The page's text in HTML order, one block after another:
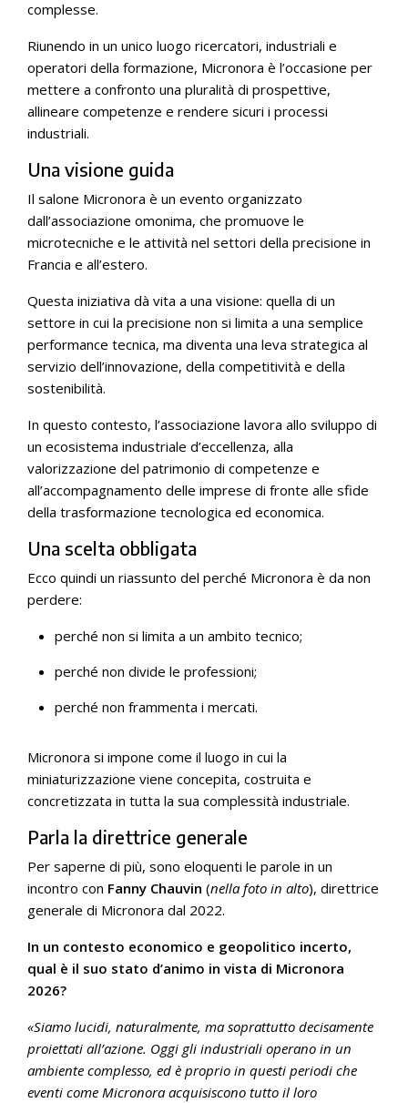
complesse.
Riunendo in un unico luogo ricercatori, industriali e
operatori della formazione, Micronora è l’occasione per
mettere a confronto una pluralità di prospettive,
allineare competenze e rendere sicuri i processi
industriali.
Una visione guida
Il salone Micronora è un evento organizzato
dall’associazione omonima, che promuove le
microtecniche e le attività nel settori della precisione in
Francia e all’estero.
Questa iniziativa dà vita a una visione: quella di un
settore in cui la precisione non si limita a una semplice
performance tecnica, ma diventa una leva strategica al
servizio dell’innovazione, della competitività e della
sostenibilità.
In questo contesto, l’associazione lavora allo sviluppo di
un ecosistema industriale d’eccellenza, alla
valorizzazione del patrimonio di competenze e
all’accompagnamento delle imprese di fronte alle sfide
della trasformazione tecnologica ed economica.
Una scelta obbligata
Ecco quindi un riassunto del perché Micronora è da non
perdere:
perché non si limita a un ambito tecnico;
perché non divide le professioni;
perché non frammenta i mercati.
Micronora si impone come il luogo in cui la
miniaturizzazione viene concepita, costruita e
concretizzata in tutta la sua complessità industriale.
Parla la direttrice generale
Per saperne di più, sono eloquenti le parole in un
incontro con Fanny Chauvin (nella foto in alto), direttrice
generale di Micronora dal 2022.
In un contesto economico e geopolitico incerto,
qual è il suo stato d’animo in vista di Micronora
2026?
«Siamo lucidi, naturalmente, ma soprattutto decisamente
proiettati all’azione. Oggi gli industriali operano in un
ambiente complesso, ed è proprio in questi periodi che
eventi come Micronora acquisiscono tutto il loro